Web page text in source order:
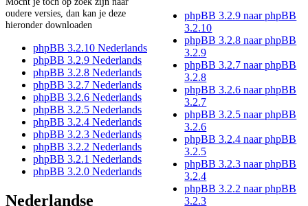
oudere versies, dan kan je deze
hieronder downloaden
phpBB 3.2.10 Nederlands
phpBB 3.2.9 Nederlands
phpBB 3.2.8 Nederlands
phpBB 3.2.7 Nederlands
phpBB 3.2.6 Nederlands
phpBB 3.2.5 Nederlands
phpBB 3.2.4 Nederlands
phpBB 3.2.3 Nederlands
phpBB 3.2.2 Nederlands
phpBB 3.2.1 Nederlands
phpBB 3.2.0 Nederlands
Nederlandse
phpBB 3.2.9 naar phpBB
3.2.10
phpBB 3.2.8 naar phpBB
3.2.9
phpBB 3.2.7 naar phpBB
3.2.8
phpBB 3.2.6 naar phpBB
3.2.7
phpBB 3.2.5 naar phpBB
3.2.6
phpBB 3.2.4 naar phpBB
3.2.5
phpBB 3.2.3 naar phpBB
3.2.4
phpBB 3.2.2 naar phpBB
3.2.3